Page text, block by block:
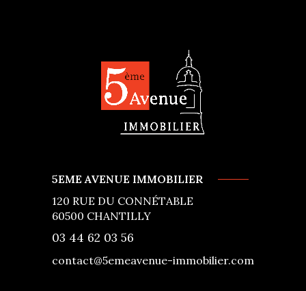
5EME AVENUE IMMOBILIER
120 RUE DU CONNÉTABLE
60500 CHANTILLY
03 44 62 03 56
contact@5emeavenue-immobilier.com